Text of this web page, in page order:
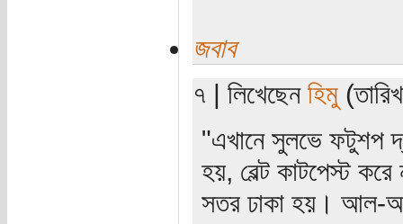
জবাব
৭ | লিখেছেন হিমু
"এখানে সুলভে ফটুশপ
হয়, বেল্ট কাটপেস্ট
সতর ঢাকা হয়।